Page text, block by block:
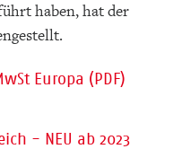
haben, hat der
Europa (PDF)
- NEU ab 2023